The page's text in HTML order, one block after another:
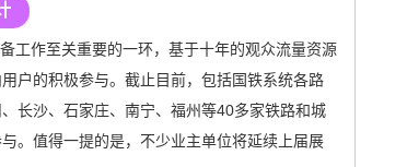
工作至关重要的一环，基于十年的观众流量资源
户的积极参与。截止目前，包括国铁系统各路
长沙、石家庄、南宁、福州等40多家铁路和城
。值得一提的是，不少业主单位将延续上届展